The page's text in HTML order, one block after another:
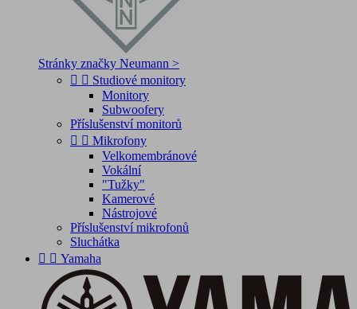
Stránky značky Neumann >
  Studiové monitory
Monitory
Subwoofery
Příslušenství monitorů
  Mikrofony
Velkomembránové
Vokální
"Tužky"
Kamerové
Nástrojové
Příslušenství mikrofonů
Sluchátka
  Yamaha